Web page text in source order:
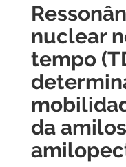
nuclear
tempo
da